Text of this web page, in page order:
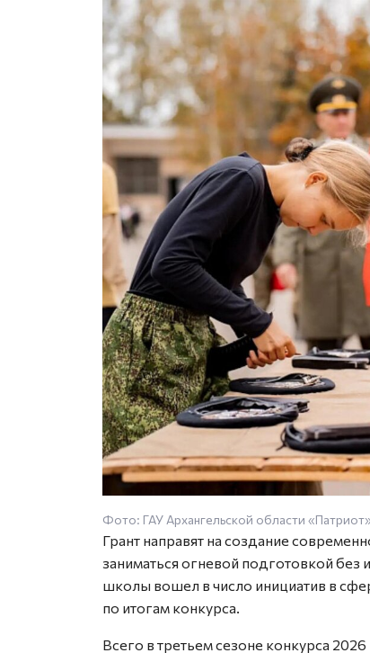
Фото: ГАУ Архангельской области «Патриот»
Грант направят на создание
заниматься огневой подготовкой
школы вошел в число инициатив в
по итогам конкурса.
Всего в третьем сезоне конкурса